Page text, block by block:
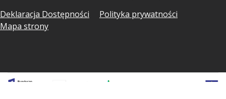
Deklaracja Dostępności
Polityka prywatności
Mapa strony